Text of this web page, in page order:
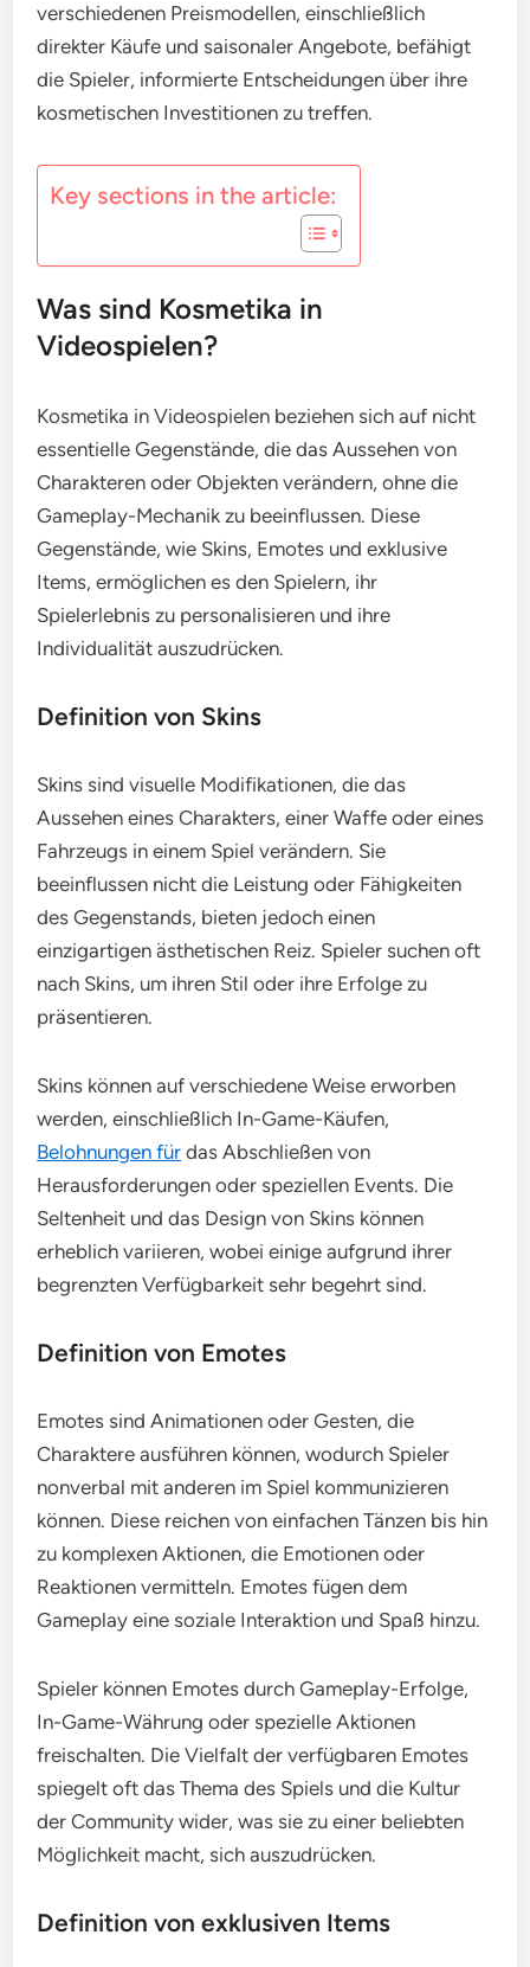
verschiedenen Preismodellen, einschließlich
direkter Käufe und saisonaler Angebote, befähigt
die Spieler, informierte Entscheidungen über ihre
kosmetischen Investitionen zu treffen.
Key sections in the article:
Was sind Kosmetika in
Videospielen?
Kosmetika in Videospielen beziehen sich auf nicht
essentielle Gegenstände, die das Aussehen von
Charakteren oder Objekten verändern, ohne die
Gameplay-Mechanik zu beeinflussen. Diese
Gegenstände, wie Skins, Emotes und exklusive
Items, ermöglichen es den Spielern, ihr
Spielerlebnis zu personalisieren und ihre
Individualität auszudrücken.
Definition von Skins
Skins sind visuelle Modifikationen, die das
Aussehen eines Charakters, einer Waffe oder eines
Fahrzeugs in einem Spiel verändern. Sie
beeinflussen nicht die Leistung oder Fähigkeiten
des Gegenstands, bieten jedoch einen
einzigartigen ästhetischen Reiz. Spieler suchen oft
nach Skins, um ihren Stil oder ihre Erfolge zu
präsentieren.
Skins können auf verschiedene Weise erworben
werden, einschließlich In-Game-Käufen,
Belohnungen für das Abschließen von
Herausforderungen oder speziellen Events. Die
Seltenheit und das Design von Skins können
erheblich variieren, wobei einige aufgrund ihrer
begrenzten Verfügbarkeit sehr begehrt sind.
Definition von Emotes
Emotes sind Animationen oder Gesten, die
Charaktere ausführen können, wodurch Spieler
nonverbal mit anderen im Spiel kommunizieren
können. Diese reichen von einfachen Tänzen bis hin
zu komplexen Aktionen, die Emotionen oder
Reaktionen vermitteln. Emotes fügen dem
Gameplay eine soziale Interaktion und Spaß hinzu.
Spieler können Emotes durch Gameplay-Erfolge,
In-Game-Währung oder spezielle Aktionen
freischalten. Die Vielfalt der verfügbaren Emotes
spiegelt oft das Thema des Spiels und die Kultur
der Community wider, was sie zu einer beliebten
Möglichkeit macht, sich auszudrücken.
Definition von exklusiven Items